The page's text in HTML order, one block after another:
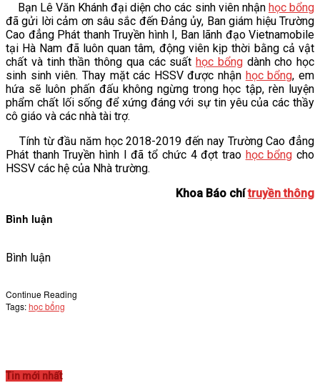
Bạn Lê Văn Khánh đại diện cho các sinh viên nhận học bổng
đã gửi lời cảm ơn sâu sắc đến Đảng ủy, Ban giám hiệu Trường
Cao đẳng Phát thanh Truyền hình I, Ban lãnh đạo Vietnamobile
tại Hà Nam đã luôn quan tâm, động viên kịp thời bằng cả vật
chất và tinh thần thông qua các suất học bổngdành cho học
sinh sinh viên. Thay mặt các HSSV được nhận học bổng, em
hứa sẽ luôn phấn đấu không ngừng trong học tập, rèn luyện
phẩm chất lối sống để xứng đáng với sự tin yêu của các thầy
cô giáo và các nhà tài trợ.
Tính từ đầu năm học 2018-2019 đến nay Trường Cao đẳng
Phát thanh Truyền hình I đã tổ chức 4 đợt trao học bổng cho
HSSV các hệ của Nhà trường.
Khoa Báo chítruyền thông
Bình luận
Bình luận
Continue Reading
Tags:học bổng
Tin mới nhất